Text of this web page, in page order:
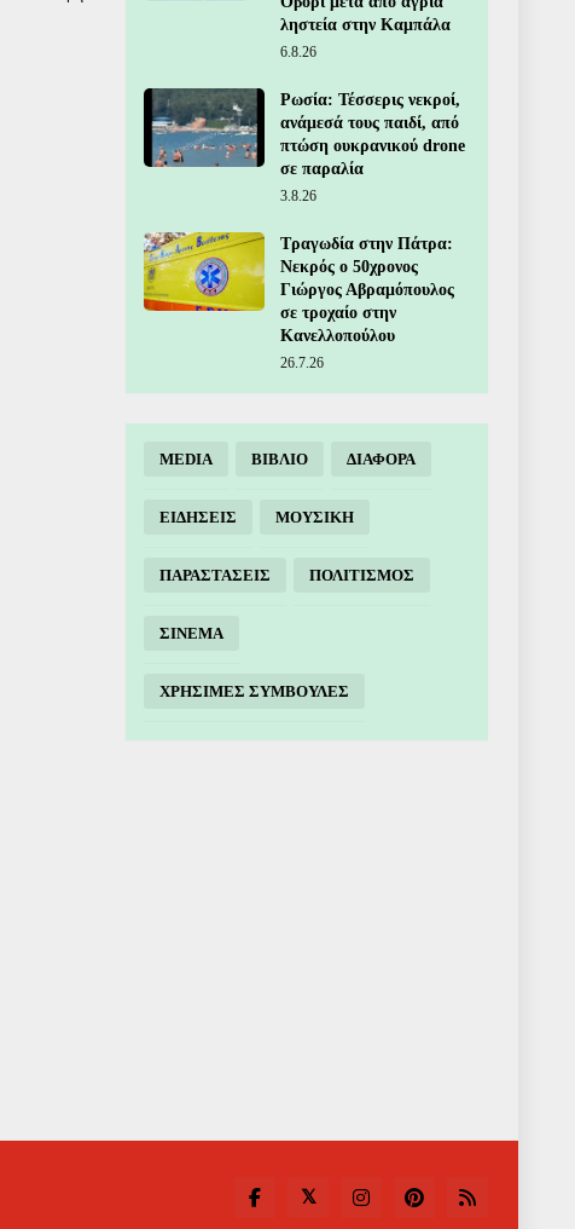
ληστεία στην Καμπάλα
6.8.26
Ρωσία: Τέσσερις νεκροί,
ανάμεσά τους παιδί, από
πτώση ουκρανικού drone
σε παραλία
3.8.26
Τραγωδία στην Πάτρα:
Νεκρός ο 50χρονος
Γιώργος Αβραμόπουλος
σε τροχαίο στην
Κανελλοπούλου
26.7.26
MEDIA ΒΙΒΛΙΟ ΔΙΑΦΟΡΑ
ΕΙΔΗΣΕΙΣ ΜΟΥΣΙΚΗ
ΠΑΡΑΣΤΑΣΕΙΣ ΠΟΛΙΤΙΣΜΟΣ
ΣΙΝΕΜΑ
ΧΡΗΣΙΜΕΣ ΣΥΜΒΟΥΛΕΣ